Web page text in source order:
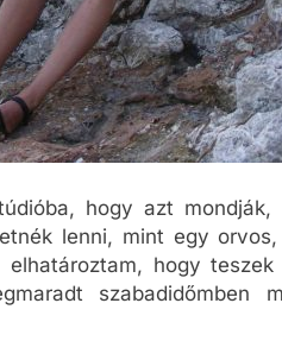
hogy azt mondják,
lenni, mint egy
hogy
szabadidőmben